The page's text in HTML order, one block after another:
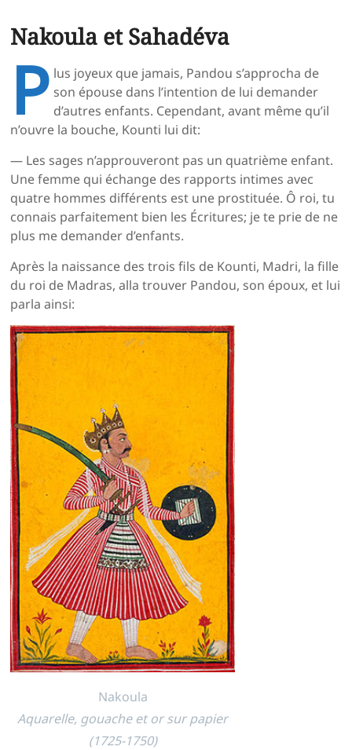
Nakoula et Sahadéva
P lus joyeux que jamais, Pandou s’approcha de
son épouse dans l’intention de lui demander
d’autres enfants. Cependant, avant même qu’il
n’ouvre la bouche, Kounti lui dit:
— Les sages n’approuveront pas un quatrième enfant.
Une femme qui échange des rapports intimes avec
quatre hommes différents est une prostituée. Ô roi, tu
connais parfaitement bien les Écritures; je te prie de ne
plus me demander d’enfants.
Après la naissance des trois fils de Kounti, Madri, la fille
du roi de Madras, alla trouver Pandou, son époux, et lui
parla ainsi:
Nakoula
Aquarelle, gouache et or sur papier
(1725-1750)